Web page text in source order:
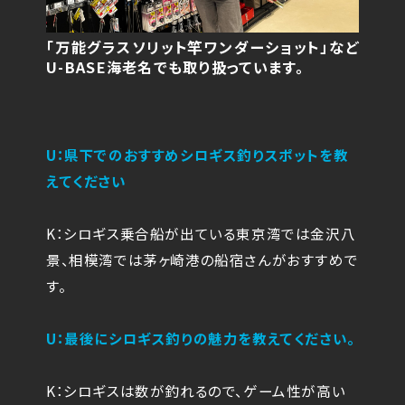
「万能グラスソリット竿ワンダーショット」など
U-BASE海老名でも取り扱っています。
U：県下でのおすすめシロギス釣りスポットを教
えてください
K：シロギス乗合船が出ている東京湾では金沢八
景、相模湾では茅ヶ崎港の船宿さんがおすすめで
す。
U：最後にシロギス釣りの魅力を教えてください。
K：シロギスは数が釣れるので、ゲーム性が高い